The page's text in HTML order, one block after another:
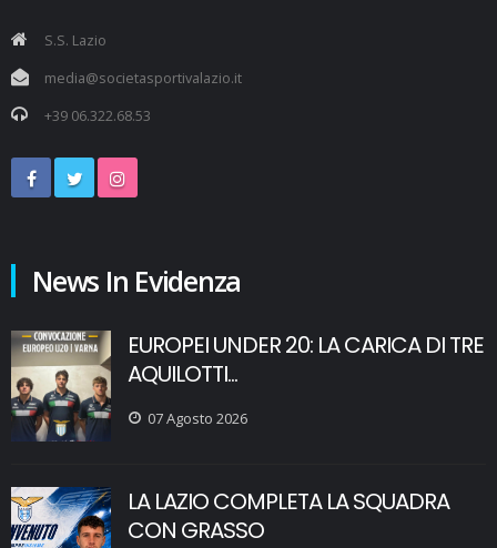
S.S. Lazio
media@societasportivalazio.it
+39 06.322.68.53
News In Evidenza
EUROPEI UNDER 20: LA CARICA DI TRE
AQUILOTTI...
07 Agosto 2026
LA LAZIO COMPLETA LA SQUADRA
CON GRASSO